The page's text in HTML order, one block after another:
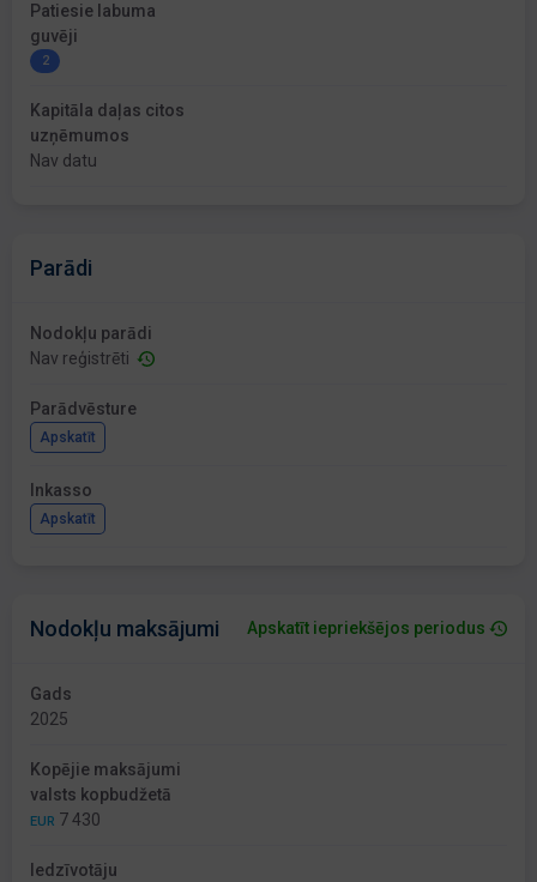
Patiesie labuma
guvēji
2
Kapitāla daļas citos
uzņēmumos
Nav datu
Parādi
Nodokļu parādi
Nav reģistrēti
Parādvēsture
Apskatīt
Inkasso
Apskatīt
Nodokļu maksājumi Apskatīt iepriekšējos periodus
Gads
2025
Kopējie maksājumi
valsts kopbudžetā
EUR 7 430
Iedzīvotāju